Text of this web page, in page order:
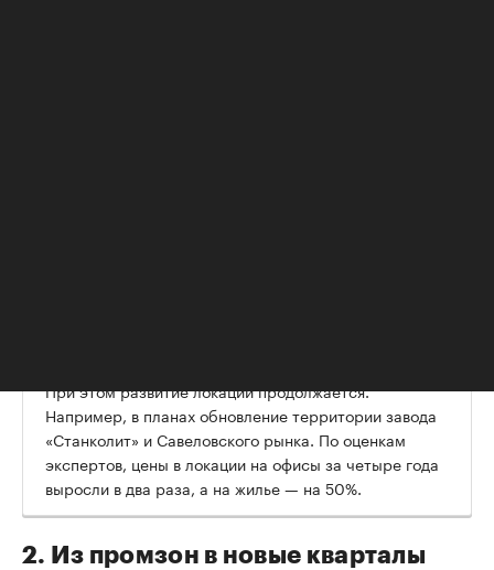
При этом развитие локации продолжается.
Например, в планах обновление территории завода
«Станколит» и Савеловского рынка. По оценкам
экспертов, цены в локации на офисы за четыре года
выросли в два раза, а на жилье — на 50%.
2. Из промзон в новые кварталы